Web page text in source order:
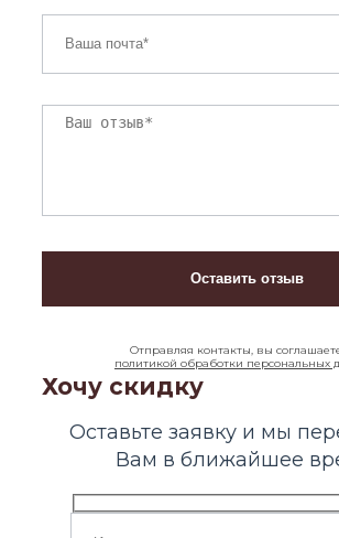
Отправляя контакты, вы
политикой обработки персональных
Хочу скидку
Оставьте заявку и мы
Вам в ближайшее